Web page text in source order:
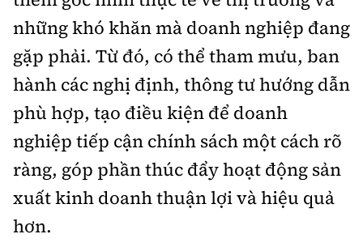
những khó khăn mà doanh nghiệp đang
gặp phải. Từ đó, có thể tham mưu, ban
hành các nghị định, thông tư hướng dẫn
phù hợp, tạo điều kiện để doanh
nghiệp tiếp cận chính sách một cách rõ
ràng, góp phần thúc đẩy hoạt động sản
xuất kinh doanh thuận lợi và hiệu quả
hơn.